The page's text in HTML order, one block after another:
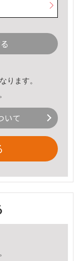
ります。
いて